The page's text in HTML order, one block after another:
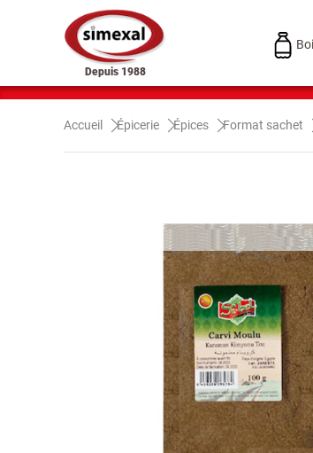
Depuis 1988
Accueil Épicerie Épices Format sachet